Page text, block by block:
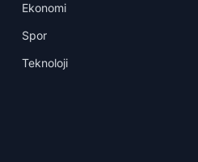
Ekonomi
Spor
Teknoloji